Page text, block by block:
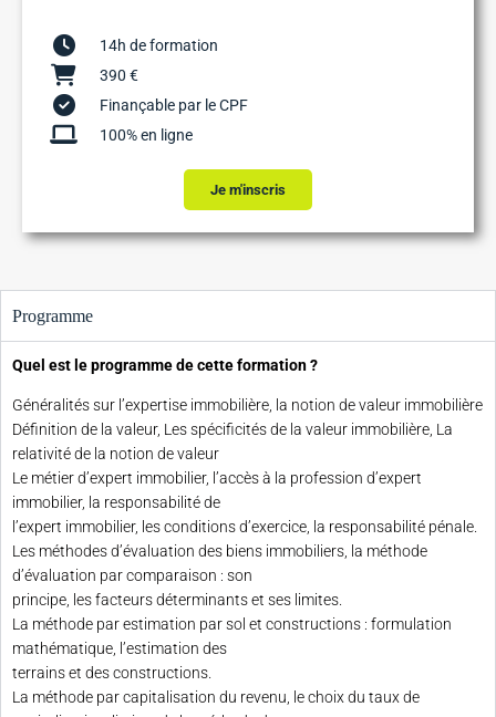
14h de formation
390 €
Finançable par le CPF
100% en ligne
Je m'inscris
Programme
Quel est le programme de cette formation ?
Généralités sur l’expertise immobilière, la notion de valeur immobilière
Définition de la valeur, Les spécificités de la valeur immobilière, La
relativité de la notion de valeur
Le métier d’expert immobilier, l’accès à la profession d’expert
immobilier, la responsabilité de
l’expert immobilier, les conditions d’exercice, la responsabilité pénale.
Les méthodes d’évaluation des biens immobiliers, la méthode
d’évaluation par comparaison : son
principe, les facteurs déterminants et ses limites.
La méthode par estimation par sol et constructions : formulation
mathématique, l’estimation des
terrains et des constructions.
La méthode par capitalisation du revenu, le choix du taux de